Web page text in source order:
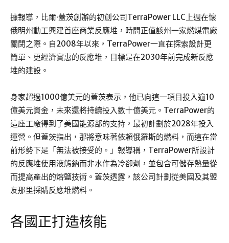
據報導，比爾·蓋茨創辦的初創公司TerraPower LLC上週在懷
俄明州動工興建首座商業反應堆，時間正值該州一家燃煤電廠
關閉之際。自2008年以來，TerraPower一直在探索設計更
簡單、更經濟實惠的反應堆，目標是在2030年前完成新反應
堆的建設。
身家超過1000億美元的蓋茨表示，他已向這一項目投入逾10
億美元資金，未來還將持續投入數十億美元。TerraPower的
這座工廠得到了美國能源部的支持，最初計劃於2028年投入
運營。但蓋茨指出，那將意味著依賴俄羅斯的燃料，而這在當
前形勢下是「無法被接受的。」報導稱，TerraPower所設計
的反應堆使用液態鈉而非水作為冷卻劑，並包含可儲存熱量從
而提高產出的熔鹽技術。蓋茨透露，該公司計劃從美國及其盟
友那里採購反應堆燃料。
各國正打造核能